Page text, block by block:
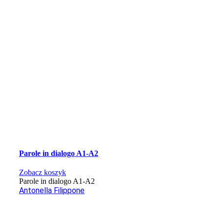
Parole in dialogo A1-A2
Zobacz koszyk
Parole in dialogo A1-A2
Antonella Filippone